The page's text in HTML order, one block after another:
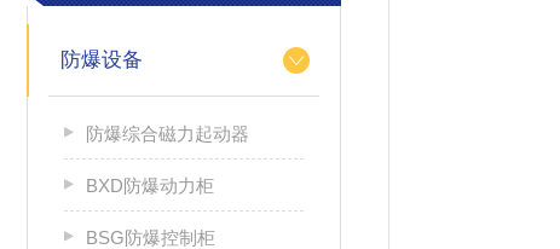
防爆设备
防爆综合磁力起动器
BXD防爆动力柜
BSG防爆控制柜